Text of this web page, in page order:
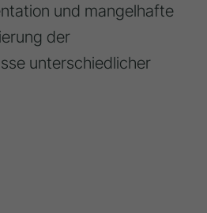
und mangelhafte
der
unterschiedlicher